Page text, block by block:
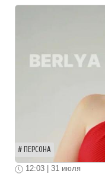
ПЕРСОНА
12:03 | 31 июля